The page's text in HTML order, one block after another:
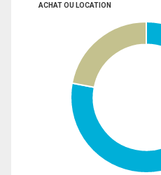
ACHAT OU LOCATION